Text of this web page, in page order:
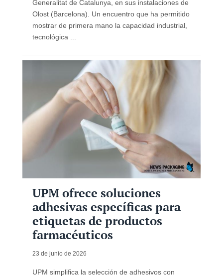
Generalitat de Catalunya, en sus instalaciones de
Olost (Barcelona). Un encuentro que ha permitido
mostrar de primera mano la capacidad industrial,
tecnológica ...
UPM ofrece soluciones
adhesivas específicas para
etiquetas de productos
farmacéuticos
23 de junio de 2026
UPM simplifica la selección de adhesivos con